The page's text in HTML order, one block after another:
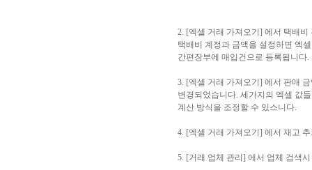
2. [엑셀 거래 가져오기] 에서 택배비
택배비 계정과 금액을 설정하면 엑
간편장부에 매입건으로 등록됩니다.
3. [엑셀 거래 가져오기] 에서 판매
변경되었습니다. 세가지의 엑셀 값
계산 방식을 조정할 수 있스니다.
4. [엑셀 거래 가져오기] 에서 재고
5. [거래 업체 관리] 에서 업체 검색